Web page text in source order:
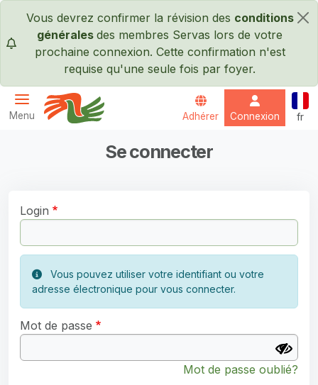
Passer au contenu principal
×
Vous devrez confirmer la révision des conditions
générales des membres Servas lors de votre
prochaine connexion. Cette confirmation n'est
requise qu'une seule fois par foyer.
Menu Adhérer Connexion fr
Se connecter
Login
Vous pouvez utiliser votre identifiant ou votre
adresse électronique pour vous connecter.
Mot de passe
Mot de passe oublié?